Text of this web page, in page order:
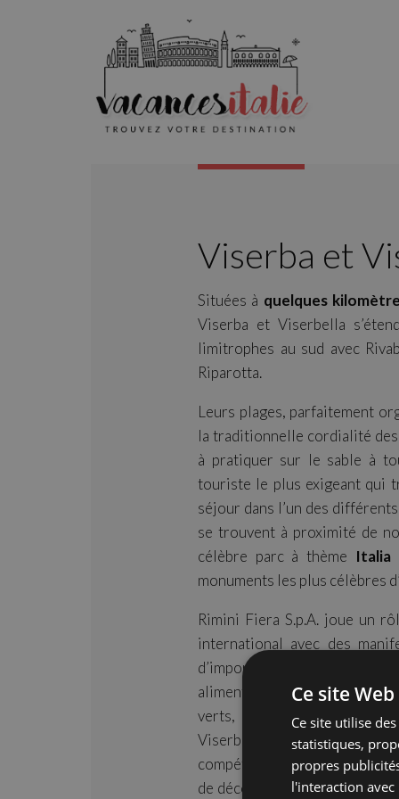
Viserba et
Situées à quelques
Viserba et Viserbella
limitrophes au sud avec
Riparotta.
Leurs plages, parfaitement
la traditionnelle cordialité
à pratiquer sur le sable à
touriste le plus exigeant qui
séjour dans l’un des
se trouvent à proximité de
célèbre parc à thème Italia
monuments les plus célèbres
Rimini Fiera S.p.A. joue un
international avec des
d’importants secteurs
alimentaires, boissons et
verts, la Technologie et le
Viserba, au bord de mer,
compétition sportive
de découvrir les potentiels
Ce site
Ce site utilise
statistiques,
propres
l'interaction avec